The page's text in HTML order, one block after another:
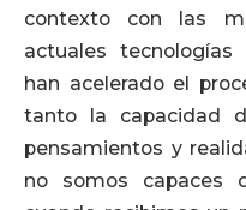
contexto con las
actuales
han acelerado el
tanto la capacidad
pensamientos y
no somos capaces